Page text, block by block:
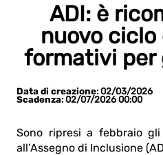
ADI: è
nuovo
formativi per
Data di creazione: 02/03/2026
Scadenza: 02/07/2026 00:00
Sono ripresi a febbraio
all’Assegno di Inclusione